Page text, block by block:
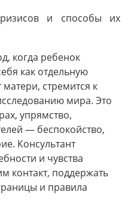
и способы их
когда ребенок
как отдельную
стремится к
мира. Это
упрямство,
— беспокойство,
Консультант
и чувства
контакт, поддержать
и правила